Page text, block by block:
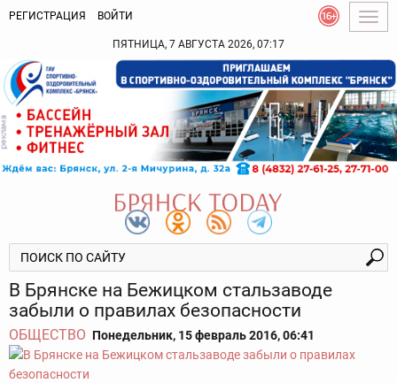
РЕГИСТРАЦИЯ ВОЙТИ
ПЯТНИЦА, 7 АВГУСТА 2026, 07:17
В Брянске на Бежицком стальзаводе
забыли о правилах безопасности
ОБЩЕСТВО Понедельник, 15 февраль 2016, 06:41